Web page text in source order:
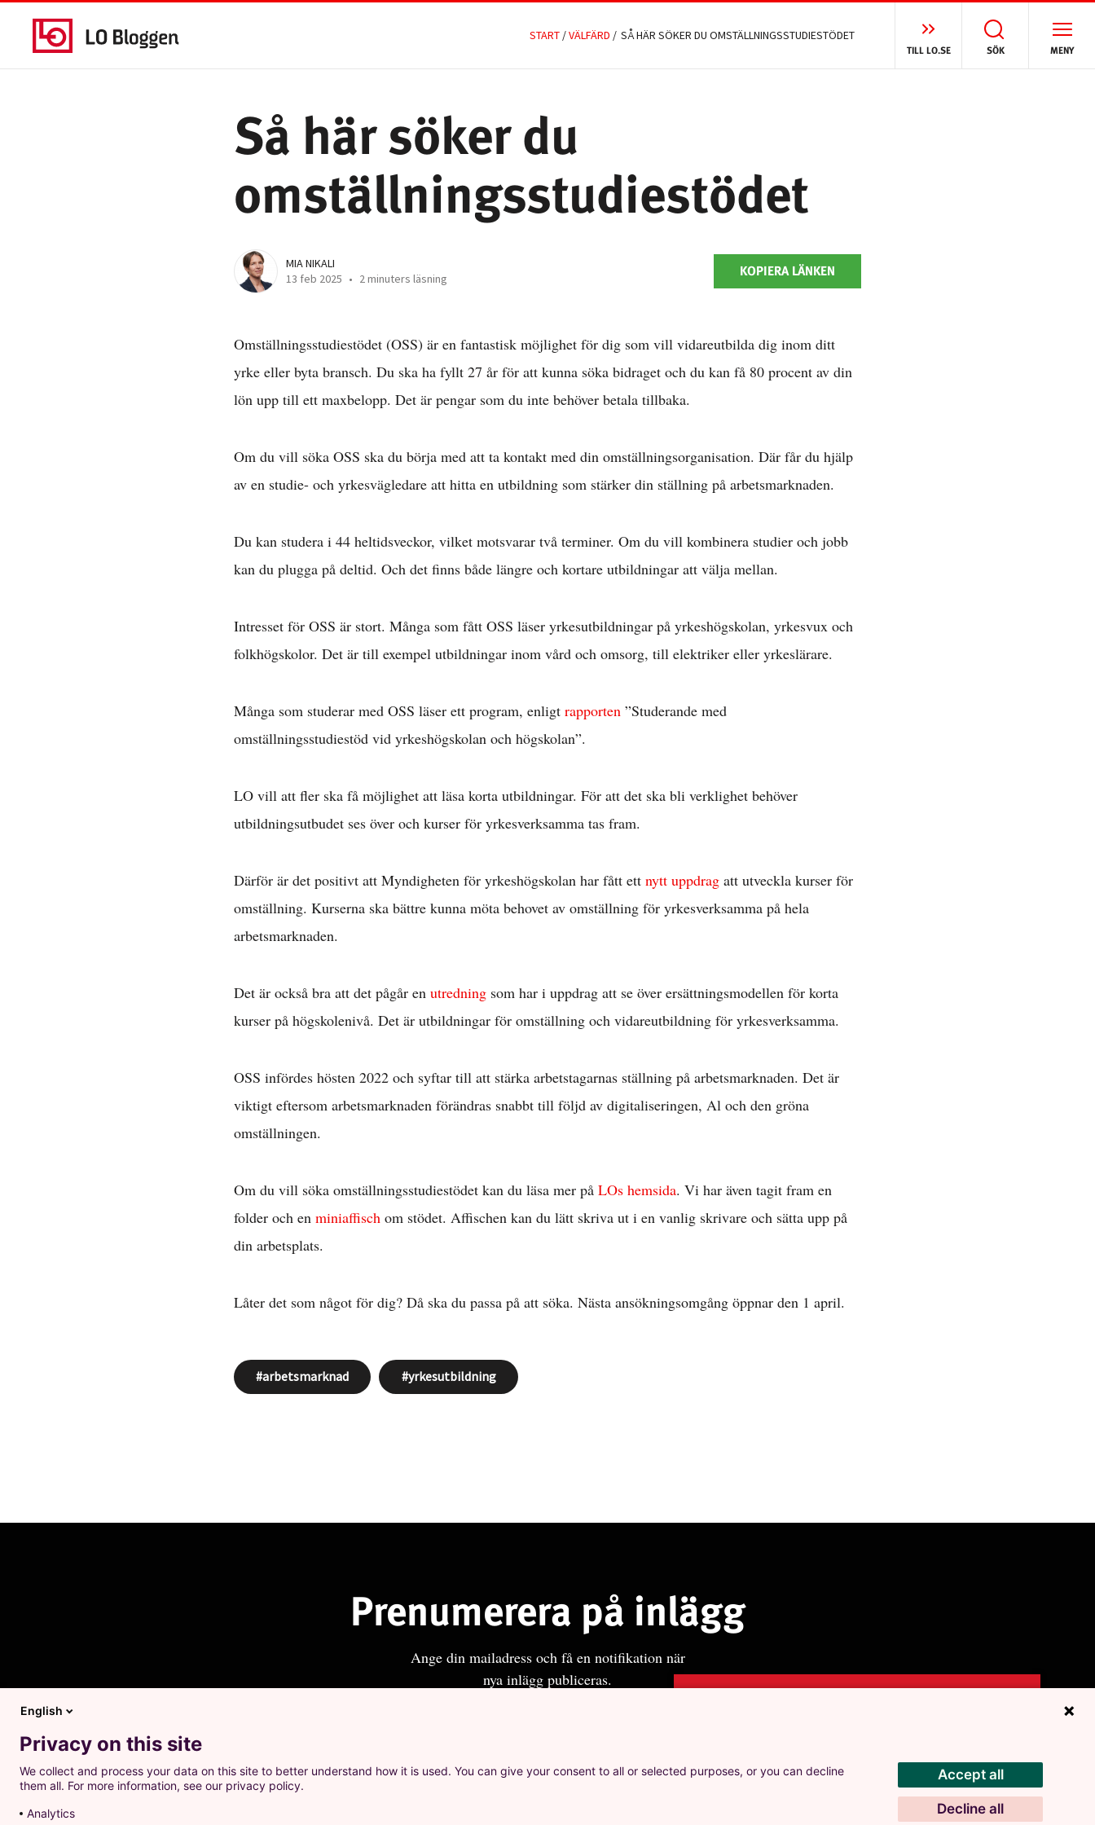
TILLÅT ALLA
TILL LO.SE SÖK MENY
Arbetsmarknad »
Avtal löner & arbetsrätt »
Ekonomisk politik »
Internationellt »
Välfärd »
Distriktsbloggare »
START /VÄLFÄRD / SÅ HÄR SÖKER DU OMSTÄLLNINGSSTUDIESTÖDET
Så här söker du
omställningsstudiestödet
MIA NIKALI
13 feb 2025 • 2 minuters läsning KOPIERA LÄNKEN
Omställningsstudiestödet (OSS) är en fantastisk möjlighet för dig som vill vidareutbilda dig inom ditt
yrke eller byta bransch. Du ska ha fyllt 27 år för att kunna söka bidraget och du kan få 80 procent av din
lön upp till ett maxbelopp. Det är pengar som du inte behöver betala tillbaka.
Om du vill söka OSS ska du börja med att ta kontakt med din omställningsorganisation. Där får du hjälp
av en studie- och yrkesvägledare att hitta en utbildning som stärker din ställning på arbetsmarknaden.
Du kan studera i 44 heltidsveckor, vilket motsvarar två terminer. Om du vill kombinera studier och jobb
kan du plugga på deltid. Och det finns både längre och kortare utbildningar att välja mellan.
Intresset för OSS är stort. Många som fått OSS läser yrkesutbildningar på yrkeshögskolan, yrkesvux och
folkhögskolor. Det är till exempel utbildningar inom vård och omsorg, till elektriker eller yrkeslärare.
Många som studerar med OSS läser ett program, enligt rapporten ”Studerande med
omställningsstudiestöd vid yrkeshögskolan och högskolan”.
LO vill att fler ska få möjlighet att läsa korta utbildningar. För att det ska bli verklighet behöver
utbildningsutbudet ses över och kurser för yrkesverksamma tas fram.
Därför är det positivt att Myndigheten för yrkeshögskolan har fått ett nytt uppdrag att utveckla kurser för
omställning. Kurserna ska bättre kunna möta behovet av omställning för yrkesverksamma på hela
arbetsmarknaden.
Det är också bra att det pågår en utredning som har i uppdrag att se över ersättningsmodellen för korta
kurser på högskolenivå. Det är utbildningar för omställning och vidareutbildning för yrkesverksamma.
OSS infördes hösten 2022 och syftar till att stärka arbetstagarnas ställning på arbetsmarknaden. Det är
viktigt eftersom arbetsmarknaden förändras snabbt till följd av digitaliseringen, Al och den gröna
omställningen.
Om du vill söka omställningsstudiestödet kan du läsa mer på LOs hemsida. Vi har även tagit fram en
folder och en miniaffisch om stödet. Affischen kan du lätt skriva ut i en vanlig skrivare och sätta upp på
din arbetsplats.
Låter det som något för dig? Då ska du passa på att söka. Nästa ansökningsomgång öppnar den 1 april.
arbetsmarknad yrkesutbildning
Prenumerera på inlägg
Ange din mailadress och få en notifikation när
nya inlägg publiceras.
enlighet med Integritets- och personuppgiftspolicyn för
English
Privacy on this site
We collect and process your data on this site to better understand how it is used. You can give your consent to all or selected purposes, or you can decline
them all. For more information, see our privacy policy.
Analytics
Accept all
Decline all